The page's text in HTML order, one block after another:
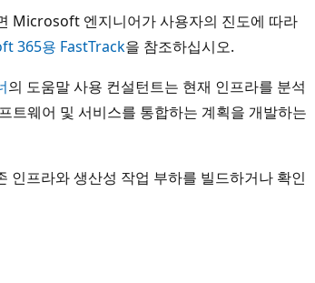
Microsoft 엔지니어가 사용자의 진도에 따라
365용 FastTrack을 참조하십시오.
의 도움말 사용 컨설턴트는 현재 인프라를 분석
웨어 및 서비스를 통합하는 계획을 개발하는
인프라와 생산성 작업 부하를 빌드하거나 확인